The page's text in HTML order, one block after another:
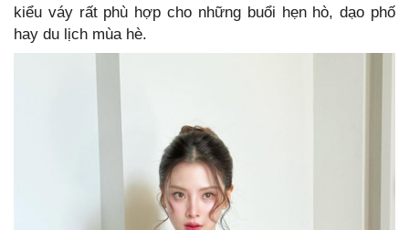
kiểu váy rất phù hợp cho những buổi hẹn hò, dạo phố
hay du lịch mùa hè.